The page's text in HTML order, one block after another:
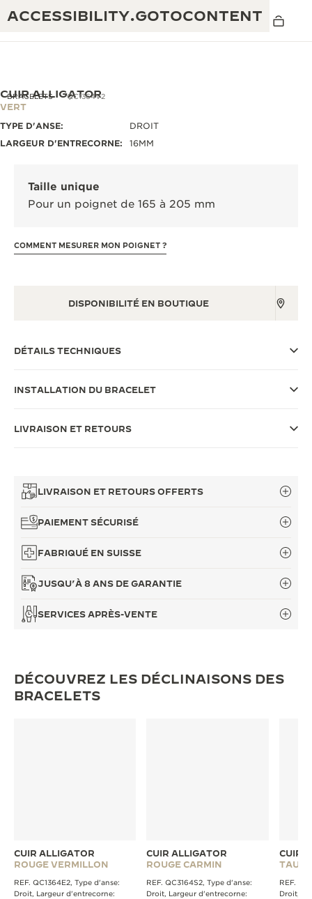
ACCESSIBILITY.GOTOCONTENT
GARANTIE JAEGER-LECOULTRE
GARANTIE ATMOS
TIMEKEEPER »
REVERSO, INTEMPORELLE DEPUIS 1931
LE PIONNIER DE LA PRÉCISION
EXCELLENCE : PLUS DE 190 ANS
INGÉNIOSITÉ : PLUS DE 1 400 CALIBRES
BRACELETS QC1364V2
CUIR ALLIGATOR
VERT
TYPE D'ANSE:
DROIT
LARGEUR D'ENTRECORNE:
16MM
Taille unique
Pour un poignet de 165 à 205 mm
COMMENT MESURER MON POIGNET ?
DISPONIBILITÉ EN BOUTIQUE
DÉTAILS TECHNIQUES
INSTALLATION DU BRACELET
LIVRAISON ET RETOURS
LIVRAISON ET RETOURS OFFERTS
PAIEMENT SÉCURISÉ
FABRIQUÉ EN SUISSE
JUSQU’À 8 ANS DE GARANTIE
SERVICES APRÈS-VENTE
DÉCOUVREZ LES DÉCLINAISONS DES
BRACELETS
CUIR ALLIGATOR
ROUGE VERMILLON
REF. QC1364E2, Type d'anse:
Droit, Largeur d'entrecorne:
CUIR ALLIGATOR
ROUGE CARMIN
REF. QC3164S2, Type d'anse:
Droit, Largeur d'entrecorne:
CUIR
TAUPE
REF.
Droit,